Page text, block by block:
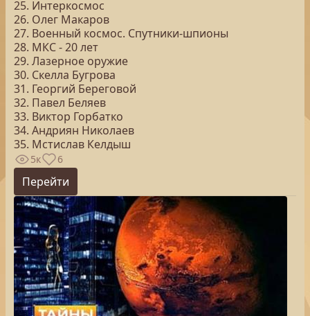
25. Интеркосмос
26. Олег Макаров
27. Военный космос. Спутники-шпионы
28. МКС - 20 лет
29. Лазерное оружие
30. Скелла Бугрова
31. Георгий Береговой
32. Павел Беляев
33. Виктор Горбатко
34. Андриян Николаев
35. Мстислав Келдыш
5к 6
Перейти